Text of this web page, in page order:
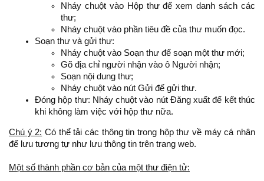
Nháy chuột vào Hộp thư để xem danh sách các
thư;
Nháy chuột vào phần tiêu đề của thư muốn đọc.
Soạn thư và gửi thư:
Nháy chuột vào Soạn thư để soạn một thư mới;
Gõ địa chỉ người nhận vào ô Người nhận;
Soạn nội dung thư;
Nháy chuột vào nút Gửi để gửi thư.
Đóng hộp thư: Nháy chuột vào nút Đăng xuất để kết thúc
khi không làm việc với hộp thư nữa.
Chú ý 2: Có thể tải các thông tin trong hộp thư về máy cá nhân
để lưu tương tự như lưu thông tin trên trang web.
Một số thành phần cơ bản của một thư điện tử: